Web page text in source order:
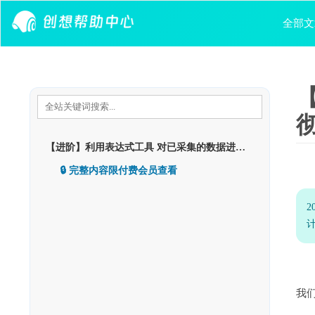
全部
【进阶】利用表达式工具 对已采集的数据进行条件计算，彻底抛弃excel函数的繁琐
🔒 完整内容限付费会员查看
我